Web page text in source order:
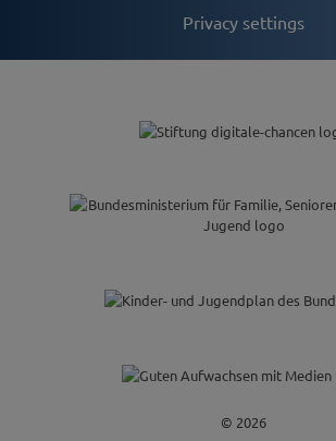
Privacy settings
© 2026